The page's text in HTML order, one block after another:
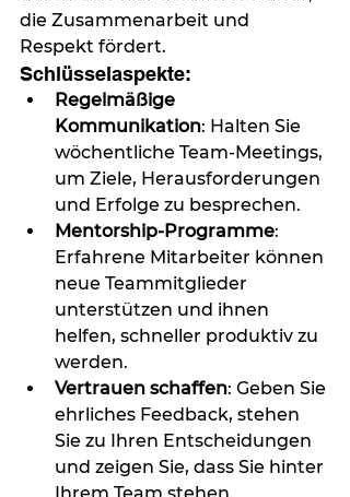
die Zusammenarbeit und
Respekt fördert.
Schlüsselaspekte:
Regelmäßige
Kommunikation: Halten Sie
wöchentliche Team-Meetings,
um Ziele, Herausforderungen
und Erfolge zu besprechen.
Mentorship-Programme:
Erfahrene Mitarbeiter können
neue Teammitglieder
unterstützen und ihnen
helfen, schneller produktiv zu
werden.
Vertrauen schaffen: Geben Sie
ehrliches Feedback, stehen
Sie zu Ihren Entscheidungen
und zeigen Sie, dass Sie hinter